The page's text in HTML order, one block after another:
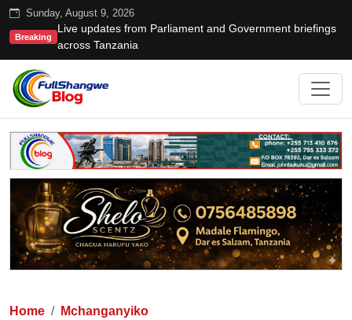
Sunday, August 9, 2026
Breaking
Live updates from Parliament and Government briefings
across Tanzania
Home Mchanganyiko